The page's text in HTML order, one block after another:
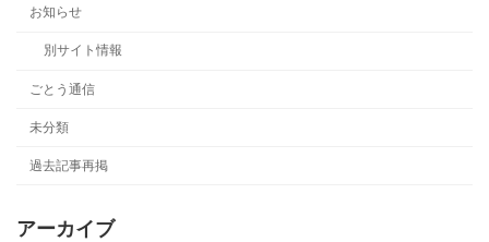
お知らせ
別サイト情報
ごとう通信
未分類
過去記事再掲
アーカイブ